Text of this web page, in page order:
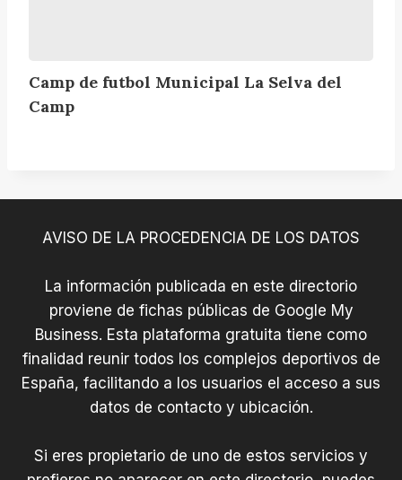
p
a
e
l
C
p
Camp de futbol Municipal La Selva del
Camp
AVISO DE LA PROCEDENCIA DE LOS DATOS
La información publicada en este directorio
proviene de fichas públicas de Google My
Business. Esta plataforma gratuita tiene como
finalidad reunir todos los complejos deportivos de
España, facilitando a los usuarios el acceso a sus
datos de contacto y ubicación.
Si eres propietario de uno de estos servicios y